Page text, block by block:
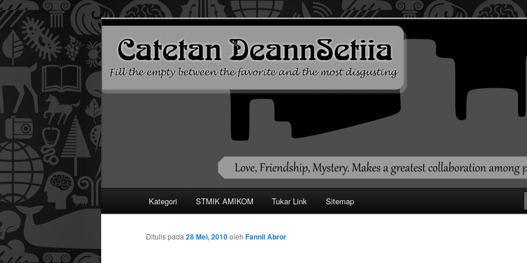
Catetan DS
Mari bermimpi dan ciptakan kehendak
Langsung
ke
Kategori STMIK AMIKOM Tukar Link Sitemap
Ditulis pada 28 Mei, 2010oleh Fannil Abror